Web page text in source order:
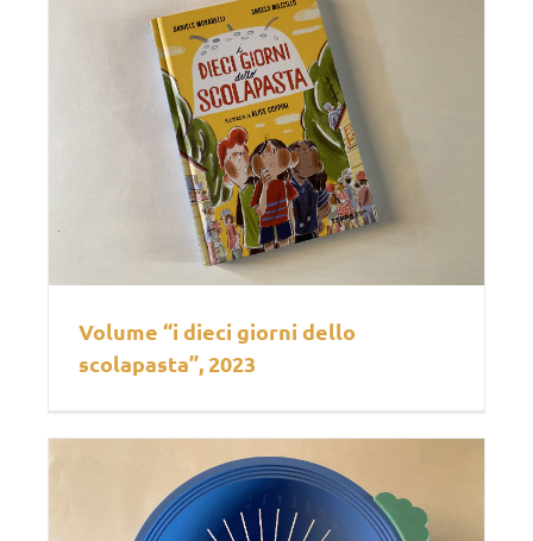
Volume “i dieci giorni dello
scolapasta”, 2023